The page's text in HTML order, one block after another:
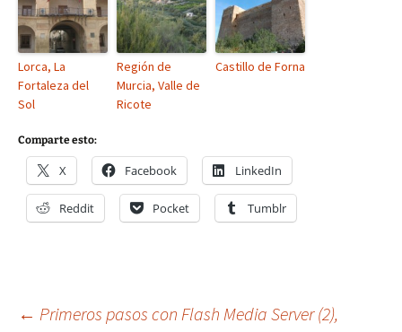
Lorca, La
Fortaleza del
Sol
Región de
Murcia, Valle de
Ricote
Castillo de Forna
Comparte esto:
X Facebook LinkedIn
Reddit Pocket Tumblr
← Primeros pasos con Flash Media Server (2),